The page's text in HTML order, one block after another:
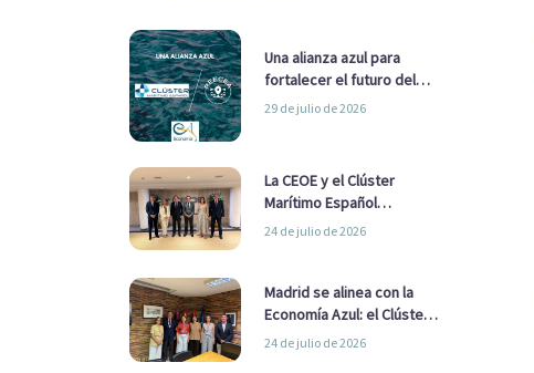
Una alianza azul para
fortalecer el futuro del
sector marítimo
29 de julio de 2026
La CEOE y el Clúster
Marítimo Español
refuerzan su alianza para
24 de julio de 2026
Madrid se alinea con la
Economía Azul: el Clúster
Marítimo Español y la Real
24 de julio de 2026